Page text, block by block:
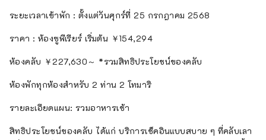
ระยะเวลาเข้าพัก : ตั้งแต่วันศุกร์ที่ 25 กรกฎาคม 2568
ราคา : ห้องซูพีเรียร์ เริ่มต้น ￥154,294
ห้องคลับ ￥227,630～ *รวมสิทธิประโยชน์ของคลับ
ห้องพักทุกห้องสำหรับ 2 ท่าน 2 โทมาริ
รายละเอียดแผน: รวมอาหารเช้า
สิทธิประโยชน์ของคลับ ได้แก่ บริการเช็คอินแบบสบาย ๆ ที่คลับเลา